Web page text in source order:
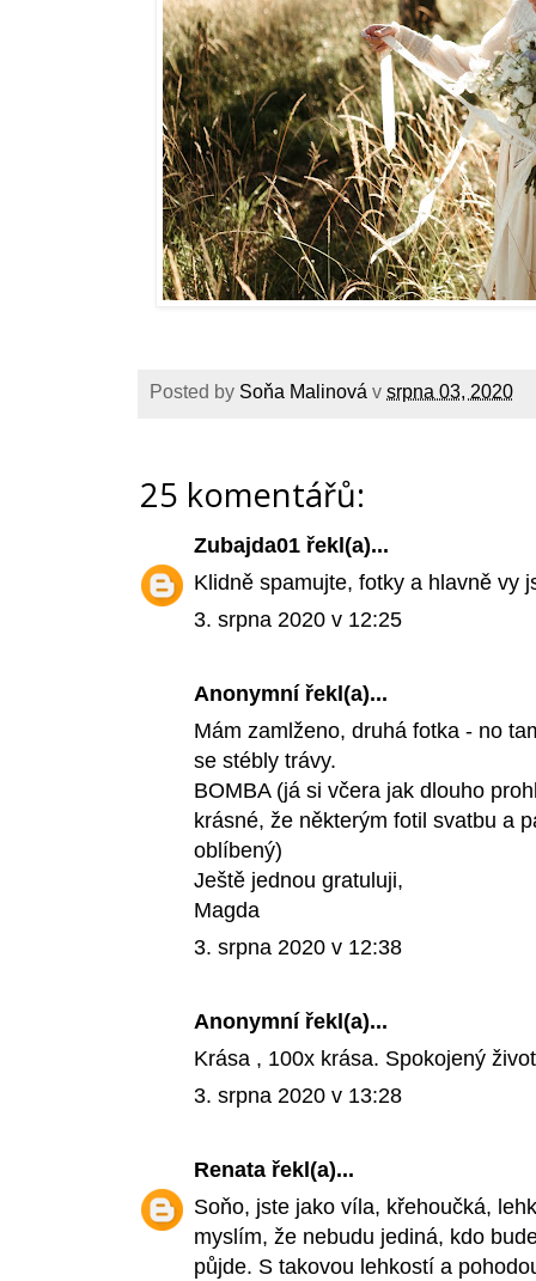
Posted by Soňa Malinová v srpna 03, 2020
25 komentářů:
Zubajda01 řekl(a)...
Klidně spamujte, fotky a hlavně vy
3. srpna 2020 v 12:25
Anonymní řekl(a)...
Mám zamlženo, druhá fotka - no
se stébly trávy.
BOMBA (já si včera jak dlouho
krásné, že některým fotil svatbu a
oblíbený)
Ještě jednou gratuluji,
Magda
3. srpna 2020 v 12:38
Anonymní řekl(a)...
Krása , 100x krása. Spokojený
3. srpna 2020 v 13:28
Renata řekl(a)...
Soňo, jste jako víla, křehoučká,
myslím, že nebudu jediná, kdo
půjde. S takovou lehkostí a